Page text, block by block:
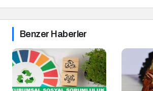
Benzer Haberler